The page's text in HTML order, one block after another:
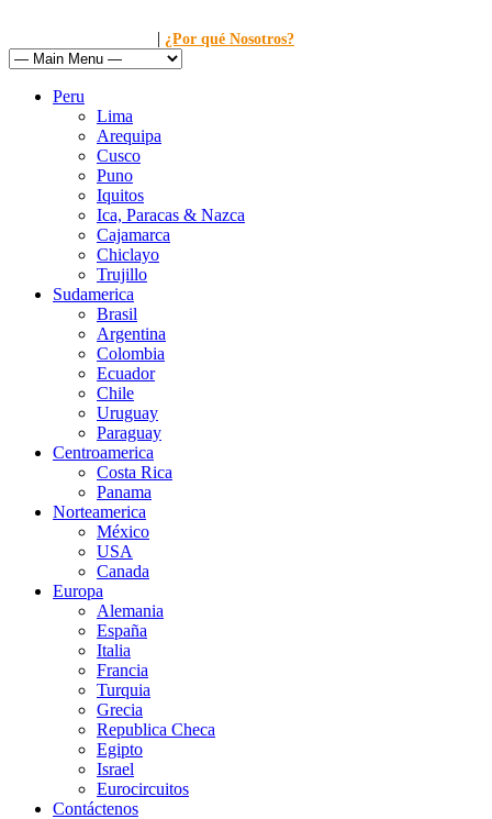
| ¿Por qué Nosotros?
Peru
Lima
Arequipa
Cusco
Puno
Iquitos
Ica, Paracas & Nazca
Cajamarca
Chiclayo
Trujillo
Sudamerica
Brasil
Argentina
Colombia
Ecuador
Chile
Uruguay
Paraguay
Centroamerica
Costa Rica
Panama
Norteamerica
México
USA
Canada
Europa
Alemania
España
Italia
Francia
Turquia
Grecia
Republica Checa
Egipto
Israel
Eurocircuitos
Contáctenos